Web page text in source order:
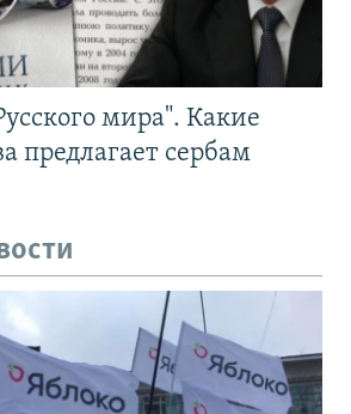
мира". Какие
предлагает сербам